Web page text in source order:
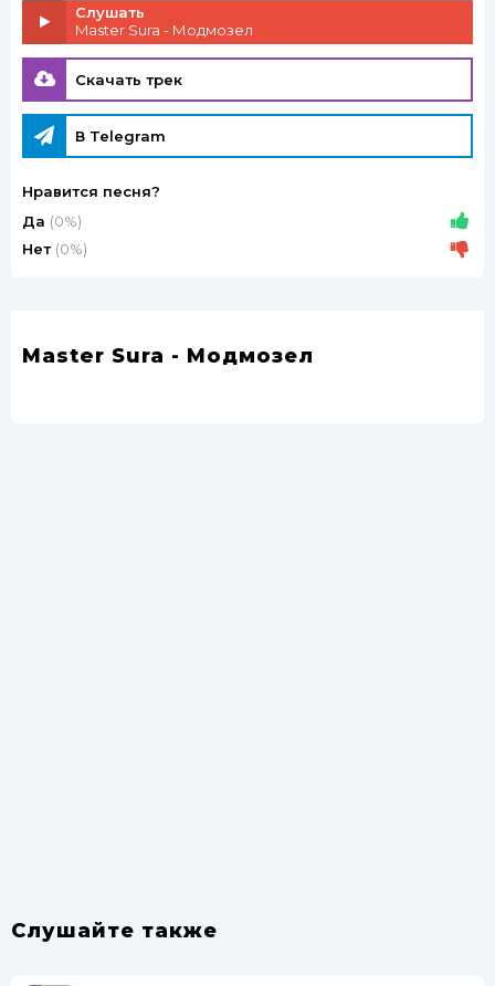
Слушать
Master Sura - Модмозел
Скачать трек
В Telegram
Нравится песня?
Да (0%)
Нет (0%)
Master Sura - Модмозел
Слушайте также